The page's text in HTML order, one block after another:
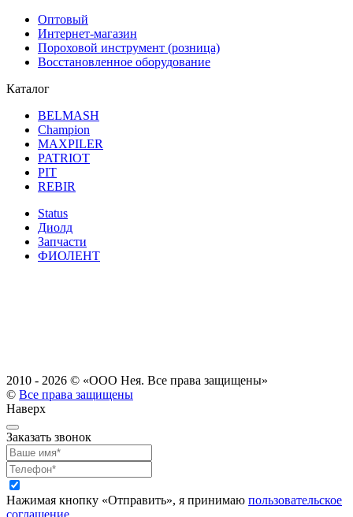
Оптовый
Интернет-магазин
Пороховой инструмент (розница)
Восстановленное оборудование
Каталог
BELMASH
Champion
MAXPILER
PATRIOT
PIT
REBIR
Status
Диолд
Запчасти
ФИОЛЕНТ
2010 - 2026 © «ООО Нея. Все права защищены»
© Все права защищены
Наверх
Заказать звонок
Нажимая кнопку «Отправить», я принимаю пользовательское
соглашение